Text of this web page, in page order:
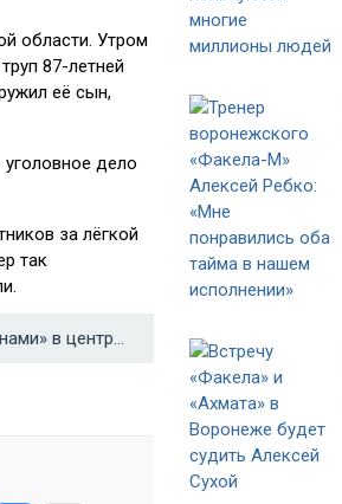
области. Утром
87-летней
её сын,
дело
за лёгкой
так
Жёсткое ДТП с двумя «Ниссанами» в центре Воронежа попало на видео →